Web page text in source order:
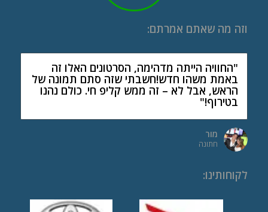
וזה מה שאתם אמרתם:
"החוויה הייתה מדהימה, הסרטונים האלו זה
באמת משהו חדש!חשבתי שזה סתם תמונה של
הראש, אבל לא – זה ממש קליפ חי. כולם נהנו
בטירוף!"
מור
חתונה
לקוחותינו: